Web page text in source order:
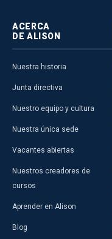
ACERCA
DE ALISON
Nuestra historia
Junta directiva
Nuestro equipo y cultura
Nuestra única sede
Vacantes abiertas
Nuestros creadores de
cursos
Aprender en Alison
Blog